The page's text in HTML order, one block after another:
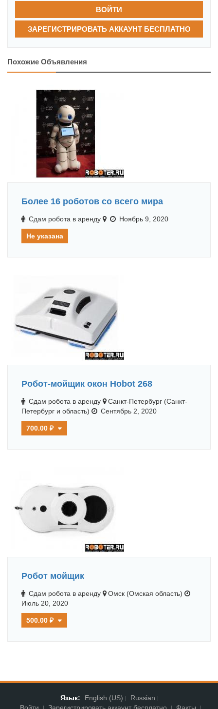
ВОЙТИ
ЗАРЕГИСТРИРОВАТЬ АККАУНТ БЕСПЛАТНО
Похожие Объявления
Более 16 роботов со всего мира
Сдам робота в аренду Ноябрь 9, 2020
Не указана
Робот-мойщик окон Hobot 268
Сдам робота в аренду
Санкт-Петербург (Санкт-
Петербург и область)
Сентябрь 2, 2020
700.00 ₽
Робот мойщик
Сдам робота в аренду
Омск (Омская область)
Июль 20, 2020
500.00 ₽
Язык: English (US)
Russian
Войти
Зарегистрировать аккаунт бесплатно Факты